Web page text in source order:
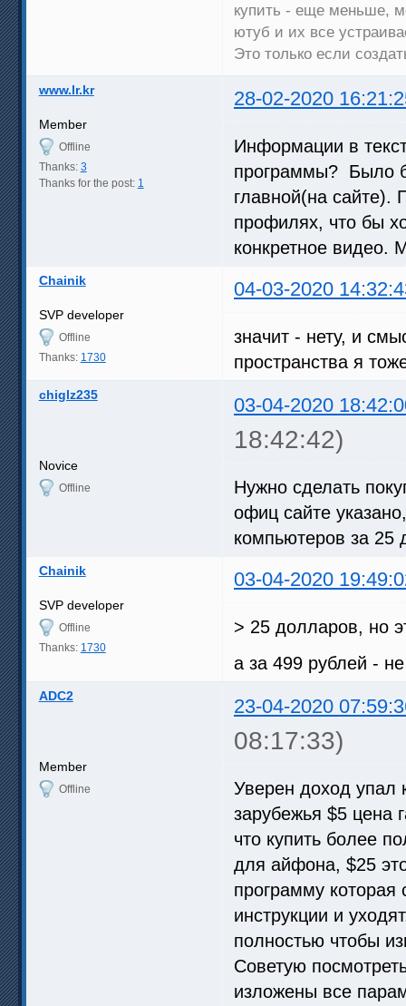
купить - еще меньше,
ютуб и их все
Это только если
www.lr.kr 28-02-2020
Member
Offline
Thanks: 3
Thanks for the post: 1
Информации в
программы? Было
главной(на сайте).
профилях, что бы
конкретное видео.
Chainik 04-03-2020
SVP developer
Offline
Thanks: 1730
значит - нету, и
пространства я
chiglz235 03-04-2020
18:42:42)
Novice
Offline
Нужно сделать
офиц сайте
компьютеров за 25
Chainik 03-04-2020
SVP developer
Offline
Thanks: 1730
> 25 долларов, но
а за 499 рублей -
ADC2 23-04-2020
08:17:33)
Member
Offline
Уверен доход упал
зарубежья $5 цена
что купить более
для айфона, $25
программу которая
инструкции и
полностью чтобы
Советую
изложены все